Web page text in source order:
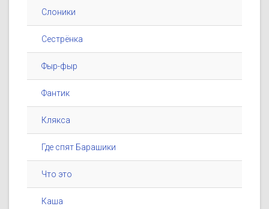
Слоники
Сестрёнка
Фыр-фыр
Фантик
Клякса
Где спят Барашики
Что это
Каша